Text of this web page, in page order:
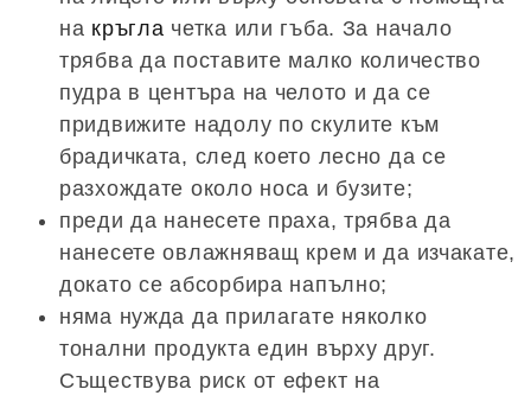
на кръгла четка или гъба. За начало
трябва да поставите малко количество
пудра в центъра на челото и да се
придвижите надолу по скулите към
брадичката, след което лесно да се
разхождате около носа и бузите;
преди да нанесете праха, трябва да
нанесете овлажняващ крем и да изчакате,
докато се абсорбира напълно;
няма нужда да прилагате няколко
тонални продукта един върху друг.
Съществува риск от ефект на